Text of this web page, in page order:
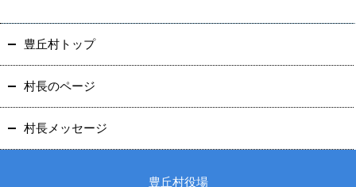
豊丘村トップ
村長のページ
村長メッセージ
豊丘村役場